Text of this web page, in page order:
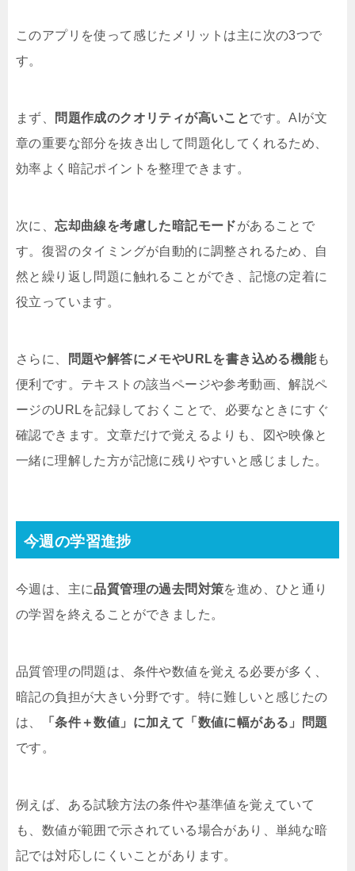
このアプリを使って感じたメリットは主に次の3つで
す。
まず、 問題作成のクオリティが高いことです。AIが文
章の重要な部分を抜き出して問題化してくれるため、
効率よく暗記ポイントを整理できます。
次に、忘却曲線を考慮した暗記モードがあることで
す。復習のタイミングが自動的に調整されるため、自
然と繰り返し問題に触れることができ、記憶の定着に
役立っています。
さらに、 問題や解答にメモやURLを書き込める機能も
便利です。テキストの該当ページや参考動画、解説ペ
ージのURLを記録しておくことで、必要なときにすぐ
確認できます。文章だけで覚えるよりも、図や映像と
一緒に理解した方が記憶に残りやすいと感じました。
今週の学習進捗
今週は、主に品質管理の過去問対策を進め、ひと通り
の学習を終えることができました。
品質管理の問題は、条件や数値を覚える必要が多く、
暗記の負担が大きい分野です。特に難しいと感じたの
は、
「条件＋数値」に加えて「数値に幅がある」問題
です。
例えば、ある試験方法の条件や基準値を覚えていて
も、数値が範囲で示されている場合があり、単純な暗
記では対応しにくいことがあります。